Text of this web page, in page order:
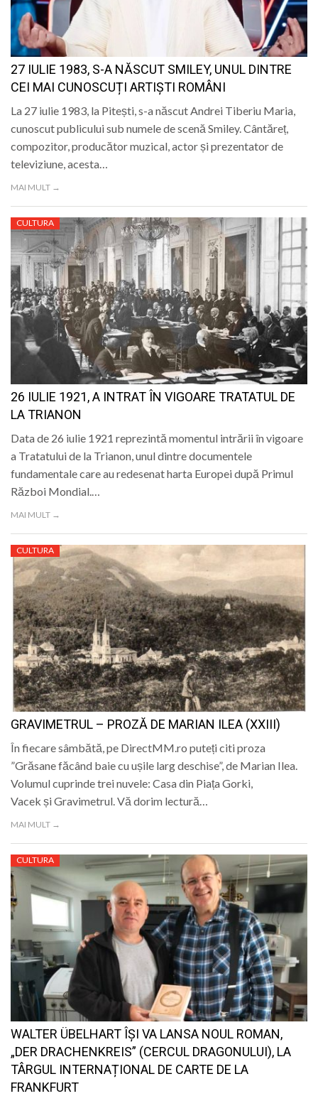
LIFE
27 IULIE 1983, S-A NĂSCUT SMILEY, UNUL DINTRE
CEI MAI CUNOSCUȚI ARTIȘTI ROMÂNI
La 27 iulie 1983, la Pitești, s-a născut Andrei Tiberiu Maria,
cunoscut publicului sub numele de scenă Smiley. Cântăreț,
compozitor, producător muzical, actor și prezentator de
televiziune, acesta…
MAI MULT →
CULTURA
26 IULIE 1921, A INTRAT ÎN VIGOARE TRATATUL DE
LA TRIANON
Data de 26 iulie 1921 reprezintă momentul intrării în vigoare
a Tratatului de la Trianon, unul dintre documentele
fundamentale care au redesenat harta Europei după Primul
Război Mondial.…
MAI MULT →
CULTURA
GRAVIMETRUL – PROZĂ DE MARIAN ILEA (XXIII)
În fiecare sâmbătă, pe DirectMM.ro puteți citi proza
”Grăsane făcând baie cu ușile larg deschise”, de Marian Ilea.
Volumul cuprinde trei nuvele: Casa din Piața Gorki,
Vacek și Gravimetrul. Vă dorim lectură…
MAI MULT →
CULTURA
WALTER ÜBELHART ÎȘI VA LANSA NOUL ROMAN,
„DER DRACHENKREIS” (CERCUL DRAGONULUI), LA
TÂRGUL INTERNAȚIONAL DE CARTE DE LA
FRANKFURT